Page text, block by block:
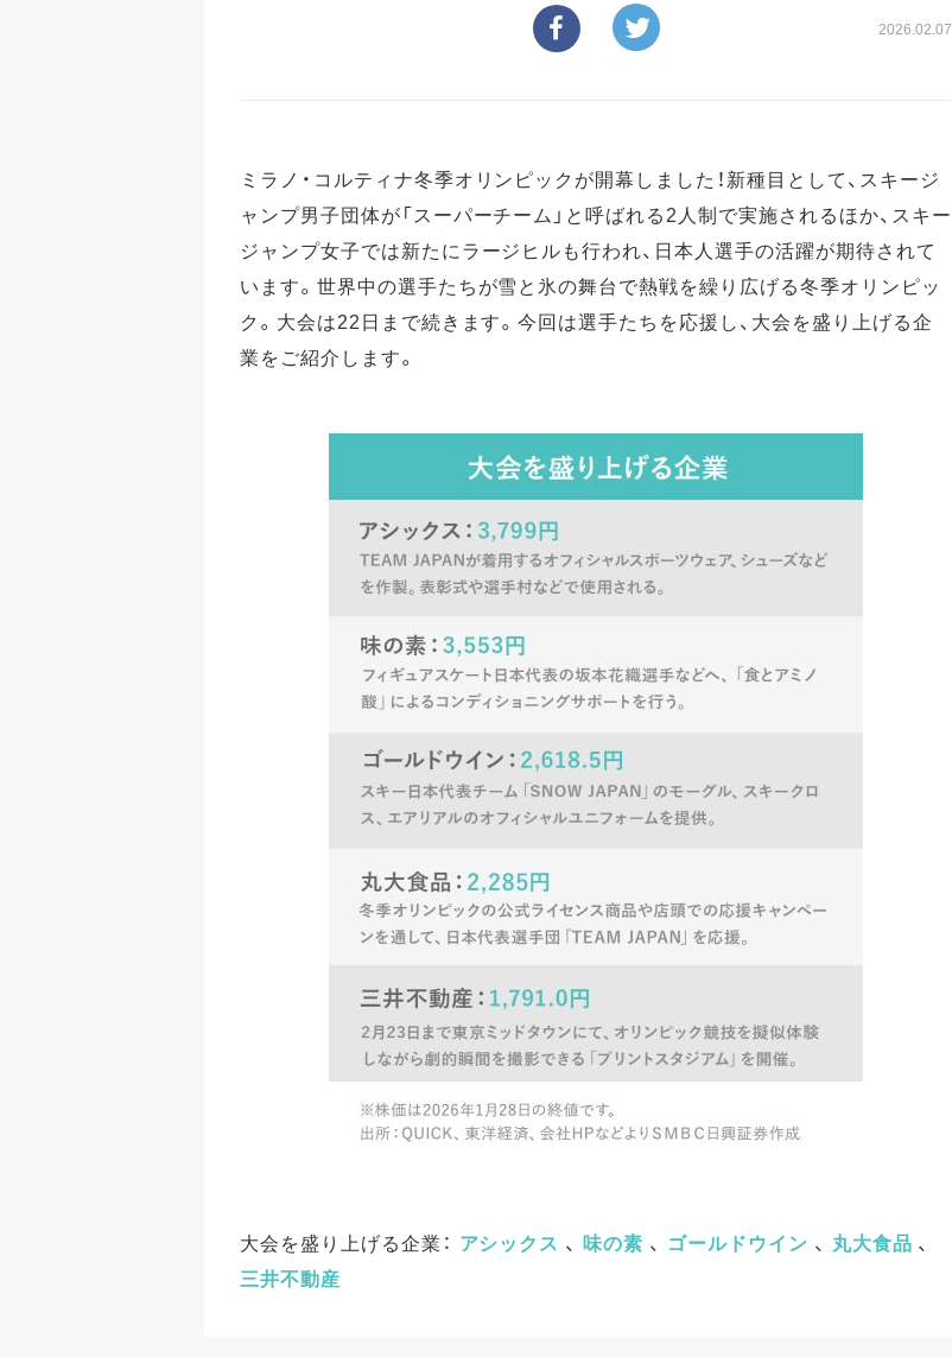
2026.02.07
ミラノ・コルティナ冬季オリンピックが開幕しました！新種目として、スキージ
ャンプ男子団体が「スーパーチーム」と呼ばれる2人制で実施されるほか、スキー
ジャンプ女子では新たにラージヒルも行われ、日本人選手の活躍が期待されて
います。世界中の選手たちが雪と氷の舞台で熱戦を繰り広げる冬季オリンピッ
ク。大会は22日まで続きます。今回は選手たちを応援し、大会を盛り上げる企
業をご紹介します。
大会を盛り上げる企業： アシックス 、味の素 、 ゴールドウイン 、 丸大食品 、
三井不動産